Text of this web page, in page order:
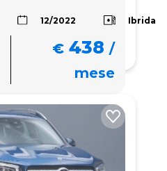
12/2022 Ibrida
€ 438 /
mese